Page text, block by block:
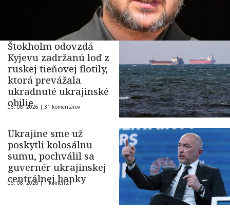
Štokholm odovzdá
Kyjevu zadržanú loď z
ruskej tieňovej flotily,
ktorá prevážala
ukradnuté ukrajinské
obilie
06. 08. 2026 | 31 komentárov
Ukrajine sme už
poskytli kolosálnu
sumu, pochválil sa
guvernér ukrajinskej
centrálnej banky
06. 08. 2026 |1 komentár